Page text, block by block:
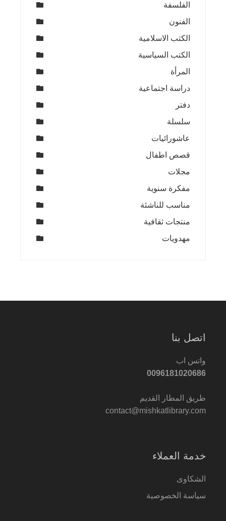
الفلسفة
الفنون
الكتب الاسلامية
الكتب السياسية
المرأة
دراسة اجتماعية
دفتر
سلسلة
عاشورائيات
قصص اطفال
مجلات
مفكرة سنوية
مناسب للناشئة
منتجات ثقافية
مهدويات
اتصل بنا
واتس اب
0096181020686
طريق المطار القديم
contact@mishkatlibrary.com
خدمة العملاء
الشكاوى
سياسة الخصوصية